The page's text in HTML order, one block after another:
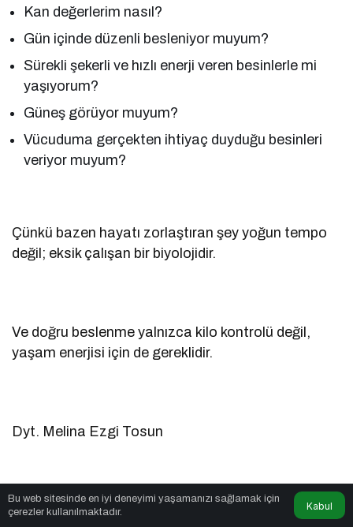
Kan değerlerim nasıl?
Gün içinde düzenli besleniyor muyum?
Sürekli şekerli ve hızlı enerji veren besinlerle mi
yaşıyorum?
Güneş görüyor muyum?
Vücuduma gerçekten ihtiyaç duyduğu besinleri
veriyor muyum?
Çünkü bazen hayatı zorlaştıran şey yoğun tempo
değil; eksik çalışan bir biyolojidir.
Ve doğru beslenme yalnızca kilo kontrolü değil,
yaşam enerjisi için de gereklidir.
Dyt. Melina Ezgi Tosun
Kaynakça
Bu web sitesinde en iyi deneyimi yaşamanızı sağlamak için
çerezler kullanılmaktadır.
Kabul